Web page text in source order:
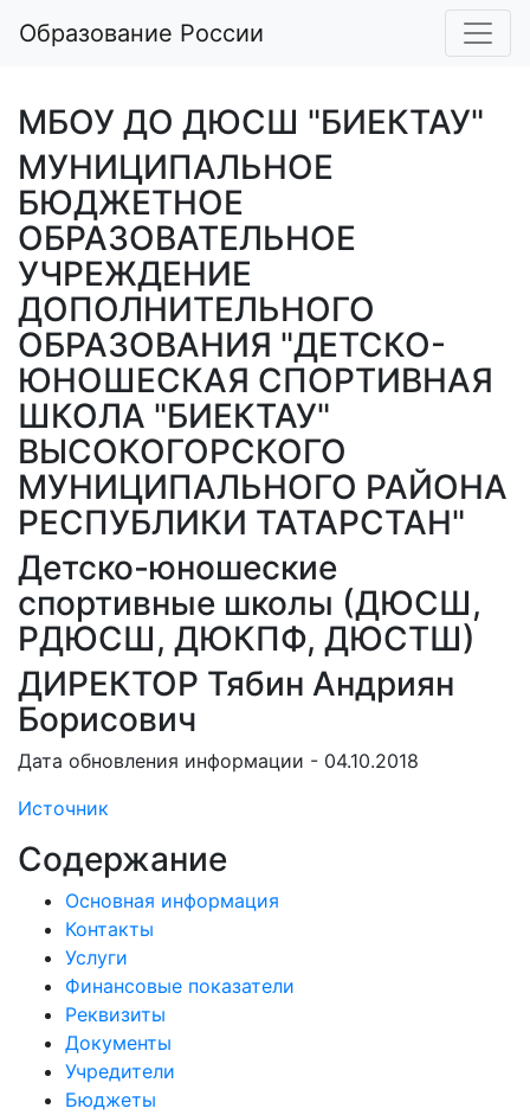
Образование России
МБОУ ДО ДЮСШ "БИЕКТАУ"
МУНИЦИПАЛЬНОЕ
БЮДЖЕТНОЕ
ОБРАЗОВАТЕЛЬНОЕ
УЧРЕЖДЕНИЕ
ДОПОЛНИТЕЛЬНОГО
ОБРАЗОВАНИЯ "ДЕТСКО-
ЮНОШЕСКАЯ СПОРТИВНАЯ
ШКОЛА "БИЕКТАУ"
ВЫСОКОГОРСКОГО
МУНИЦИПАЛЬНОГО РАЙОНА
РЕСПУБЛИКИ ТАТАРСТАН"
Детско-юношеские
спортивные школы (ДЮСШ,
РДЮСШ, ДЮКПФ, ДЮСТШ)
ДИРЕКТОР Тябин Андриян
Борисович
Дата обновления информации - 04.10.2018
Источник
Содержание
Основная информация
Контакты
Услуги
Финансовые показатели
Реквизиты
Документы
Учредители
Бюджеты